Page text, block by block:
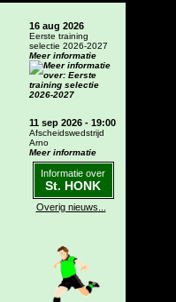
16 aug 2026
Eerste training
selectie 2026-2027
Meer informatie
11 sep 2026 - 19:00
Afscheidswedstrijd
Arno
Meer informatie
Informatie over
St. HONK
Overig nieuws...